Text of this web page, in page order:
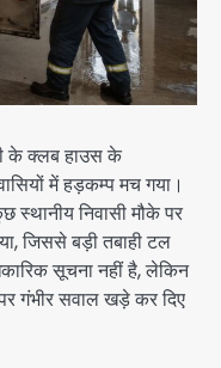
के क्लब हाउस के
में हड़कम्प मच गया।
स्थानीय निवासी मौके पर
जिससे बड़ी तबाही टल
सूचना नहीं है, लेकिन
गंभीर सवाल खड़े कर दिए